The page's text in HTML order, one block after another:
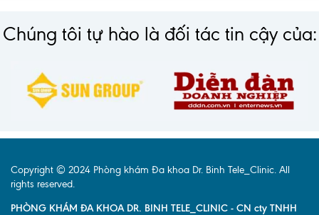
Chúng tôi tự hào là đối tác tin cậy của:
Copyright © 2024 Phòng khám Đa khoa Dr. Binh Tele_Clinic. All
rights reserved.
PHÒNG KHÁM ĐA KHOA DR. BINH TELE_CLINIC - CN cty TNHH